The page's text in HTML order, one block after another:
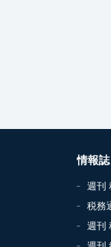
情報誌
週刊
税務
週刊